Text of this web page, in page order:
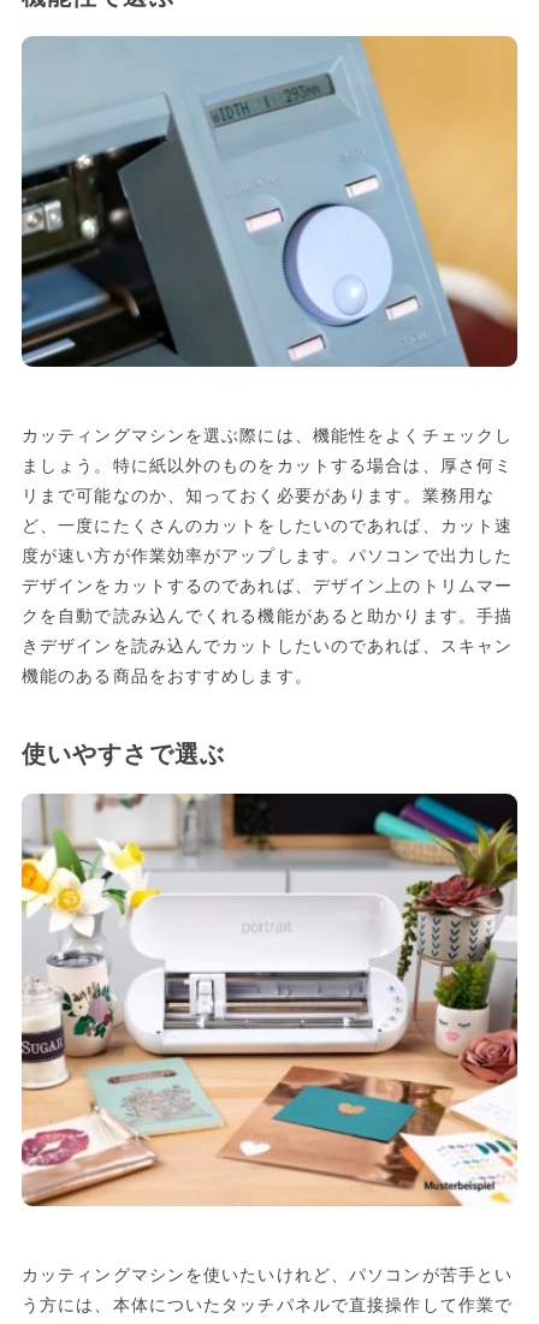
カッティングマシンを選ぶ際には、機能性をよくチェックし
ましょう。特に紙以外のものをカットする場合は、厚さ何ミ
リまで可能なのか、知っておく必要があります。業務用な
ど、一度にたくさんのカットをしたいのであれば、カット速
度が速い方が作業効率がアップします。パソコンで出力した
デザインをカットするのであれば、デザイン上のトリムマー
クを自動で読み込んでくれる機能があると助かります。手描
きデザインを読み込んでカットしたいのであれば、スキャン
機能のある商品をおすすめします。
使いやすさで選ぶ
カッティングマシンを使いたいけれど、パソコンが苦手とい
う方には、本体についたタッチパネルで直接操作して作業で